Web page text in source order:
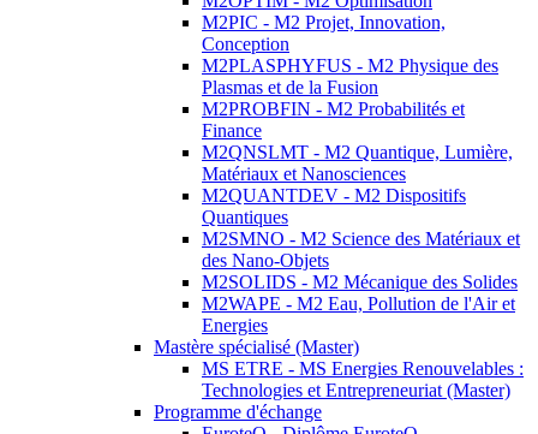
M2PIC - M2 Projet, Innovation,
Conception
M2PLASPHYFUS - M2 Physique des
Plasmas et de la Fusion
M2PROBFIN - M2 Probabilités et
Finance
M2QNSLMT - M2 Quantique, Lumière,
Matériaux et Nanosciences
M2QUANTDEV - M2 Dispositifs
Quantiques
M2SMNO - M2 Science des Matériaux et
des Nano-Objets
M2SOLIDS - M2 Mécanique des Solides
M2WAPE - M2 Eau, Pollution de l'Air et
Energies
Mastère spécialisé (Master)
MS ETRE - MS Energies Renouvelables :
Technologies et Entrepreneuriat (Master)
Programme d'échange